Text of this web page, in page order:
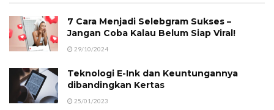
7 Cara Menjadi Selebgram Sukses –
Jangan Coba Kalau Belum Siap Viral!
29/10/2024
Teknologi E-Ink dan Keuntungannya
dibandingkan Kertas
25/01/2023